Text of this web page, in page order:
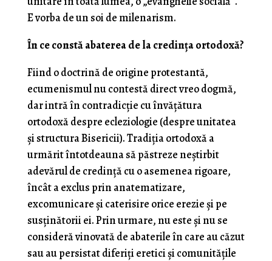
E vorba de un soi de milenarism.
În ce constă abaterea de la credința ortodoxă?
Fiind o doctrină de origine protestantă,
ecumenismul nu contestă direct vreo dogmă,
dar intră în contradicție cu învățătura
ortodoxă despre ecleziologie (despre unitatea
și structura Bisericii). Tradiția ortodoxă a
urmărit întotdeauna să păstreze neștirbit
adevărul de credință cu o asemenea rigoare,
încât a exclus prin anatematizare,
excomunicare și caterisire orice erezie și pe
susținătorii ei. Prin urmare, nu este și nu se
consideră vinovată de abaterile în care au căzut
sau au persistat diferiți eretici și comunitățile